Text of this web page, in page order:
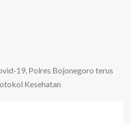
19, Polres Bojonegoro terus
Kesehatan